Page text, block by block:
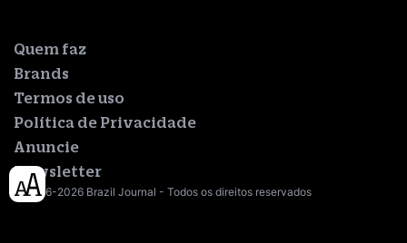
Quem faz
Brands
Termos de uso
Política de Privacidade
Anuncie
Newsletter
© 2016-2026 Brazil Journal - Todos os direitos reservados